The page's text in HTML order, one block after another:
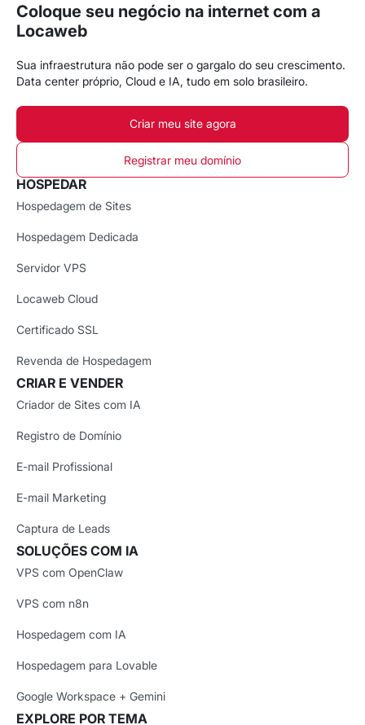
Coloque seu negócio na internet com a
Locaweb
Sua infraestrutura não pode ser o gargalo do seu crescimento.
Data center próprio, Cloud e IA, tudo em solo brasileiro.
Criar meu site agora
Registrar meu domínio
HOSPEDAR
Hospedagem de Sites
Hospedagem Dedicada
Servidor VPS
Locaweb Cloud
Certificado SSL
Revenda de Hospedagem
CRIAR E VENDER
Criador de Sites com IA
Registro de Domínio
E-mail Profissional
E-mail Marketing
Captura de Leads
SOLUÇÕES COM IA
VPS com OpenClaw
VPS com n8n
Hospedagem com IA
Hospedagem para Lovable
Google Workspace + Gemini
EXPLORE POR TEMA